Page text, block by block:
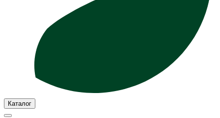
Каталог